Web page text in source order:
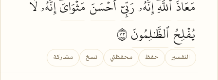
مَعَاذَٱللَّهِۖإِنَّهُۥرَبِّيٓ أَحۡسَنَ مَثۡوَايَۖإِنَّهُۥ لَا
يُفۡلِحُٱلظَّٰلِمُونَ
التفسير حفظ محفظتي نسخ مشاركة